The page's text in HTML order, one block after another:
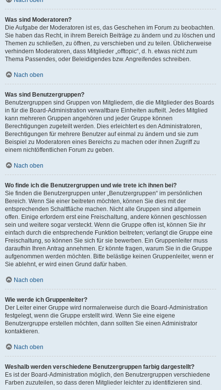
Was sind Moderatoren?
Die Aufgabe der Moderatoren ist es, das Geschehen im Forum zu beobachten.
Sie haben das Recht, in ihrem Bereich Beiträge zu ändern und zu löschen und
Themen zu schließen, zu öffnen, zu verschieben und zu teilen. Üblicherweise
verhindern Moderatoren, dass Mitglieder „offtopic“, d. h. etwas nicht zum
Thema Passendes, oder Beleidigendes bzw. Angreifendes schreiben.
Nach oben
Was sind Benutzergruppen?
Benutzergruppen sind Gruppen von Mitgliedern, die die Mitglieder des Boards
in für die Board-Administration verwaltbare Einheiten aufteilt. Jedes Mitglied
kann mehreren Gruppen angehören und jeder Gruppe können
Berechtigungen zugeteilt werden. Dies erleichtert es den Administratoren,
Berechtigungen für mehrere Benutzer auf einmal zu ändern und sie zum
Beispiel zu Moderatoren eines Bereichs zu machen oder ihnen Zugriff zu
einem nichtöffentlichen Forum zu geben.
Nach oben
Wo finde ich die Benutzergruppen und wie trete ich ihnen bei?
Sie finden die Benutzergruppen unter „Benutzergruppen“ im persönlichen
Bereich. Wenn Sie einer beitreten möchten, können Sie dies mit der
entsprechenden Schaltfläche machen. Nicht alle Gruppen sind allgemein
offen. Einige erfordern erst eine Freischaltung, andere können geschlossen
sein und weitere sogar versteckt. Wenn die Gruppe offen ist, können Sie ihr
einfach durch die entsprechende Funktion beitreten; verlangt die Gruppe eine
Freischaltung, so können Sie sich für sie bewerben. Ein Gruppenleiter muss
daraufhin Ihren Antrag annehmen. Er könnte fragen, warum Sie in die Gruppe
aufgenommen werden möchten. Bitte belästige keinen Gruppenleiter, wenn er
Sie ablehnt, er wird einen Grund dafür haben.
Nach oben
Wie werde ich Gruppenleiter?
Der Leiter einer Gruppe wird normalerweise durch die Board-Administration
festgelegt, wenn die Gruppe erstellt wird. Wenn Sie eine eigene
Benutzergruppe erstellen möchten, dann sollten Sie einen Administrator
kontaktieren.
Nach oben
Weshalb werden verschiedene Benutzergruppen farbig dargestellt?
Es ist der Board-Administration möglich, den Benutzergruppen verschiedene
Farben zuzuteilen, so dass deren Mitglieder leichter zu identifizieren sind.